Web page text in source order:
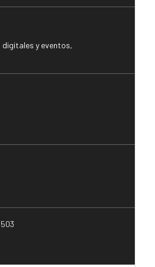
digitales y eventos,